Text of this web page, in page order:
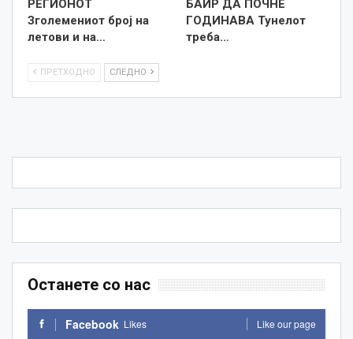
РЕГИОНОТ
Зголемениот број на
летови и на…
БАИР ДА ПОЧНЕ
ГОДИНАВА Тунелот
треба…
ПРЕТХОДНО СЛЕДНО
Останете со нас
Facebook Likes Like our page